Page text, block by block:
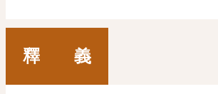
釋 義